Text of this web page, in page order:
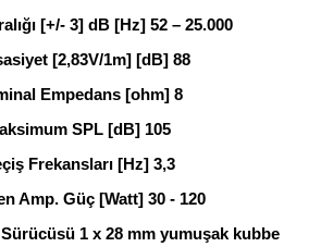
[+/- 3] dB [Hz] 52 – 25.000
[2,83V/1m] [dB] 88
Empedans [ohm] 8
SPL [dB] 105
Frekansları [Hz] 3,3
Amp. Güç [Watt] 30 - 120
1 x 28 mm yumuşak kubbe